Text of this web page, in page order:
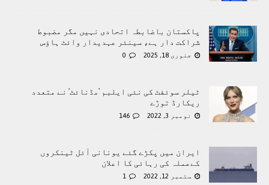
پاکستان باضابطہ اتحادی نہیں مگر مضبوط
شراکت دار ہے، سینئر عہدیدار وائٹ ہاؤس
جنوری 18, 2025 0
ٹیلر سوئفٹ کی نئی ایلبم ’مڈنائٹ‘ نے متعدد
ریکارڈ توڑے
نومبر 3, 2022 146
ایران میں پکڑے گئے یونانی آئل ٹینکروں
کےعملہ کی رہائی کا اعلان
ستمبر 12, 2022 1